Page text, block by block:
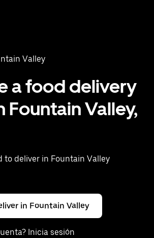
Valley
a food delivery
Fountain Valley,
to deliver in Fountain Valley
in Fountain Valley
Inicia sesión